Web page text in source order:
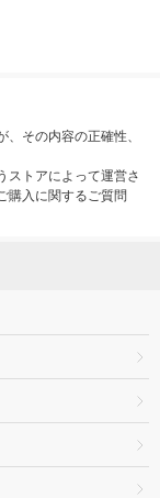
その内容の正確性、
ストアによって運営さ
購入に関するご質問